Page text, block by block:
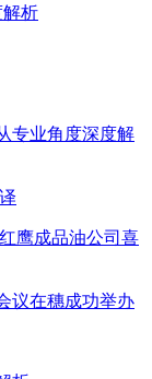
解析
专业角度深度解
鹰成品油公司喜
议在穗成功举办